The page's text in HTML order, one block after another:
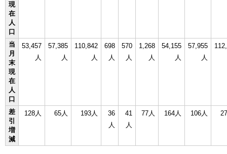
現
在
人
口
当
月
末
現
在
人
口
53,457
人
57,385
人
110,842
人
698
人
570
人
1,268
人
54,155
人
57,955
人
差
引
増
減
128人 65人 193人
36
人
41
人
77人 164人 106人